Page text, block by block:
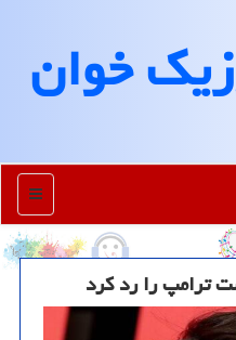
خوان
منو
ترامپ را رد کرد